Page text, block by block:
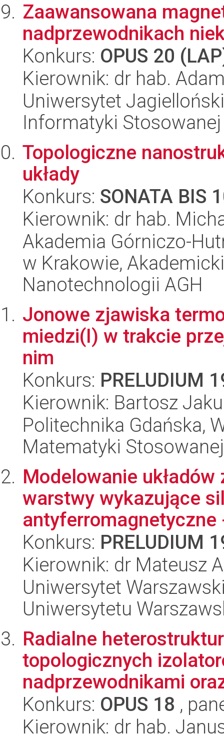
Zaawansowana
nadprzewodnikach
Konkurs: OPUS 20
Kierownik: dr hab.
Uniwersytet
Informatyki Stosowanej
Topologiczne
układy
Konkurs: SONATA BIS
Kierownik: dr hab.
Akademia Górniczo-
w Krakowie,
Nanotechnologii AGH
Jonowe zjawiska
miedzi(I) w trakcie
nim
Konkurs: PRELUDIUM
Kierownik: Bartosz
Politechnika Gdańska,
Matematyki Stosowanej
Modelowanie
warstwy wykazujące
Konkurs: PRELUDIUM
Kierownik: dr Mateusz
Uniwersytet
Uniwersytetu
Radialne
topologicznych
nadprzewodnikami
Konkurs: OPUS 18 ,
Kierownik: dr hab.